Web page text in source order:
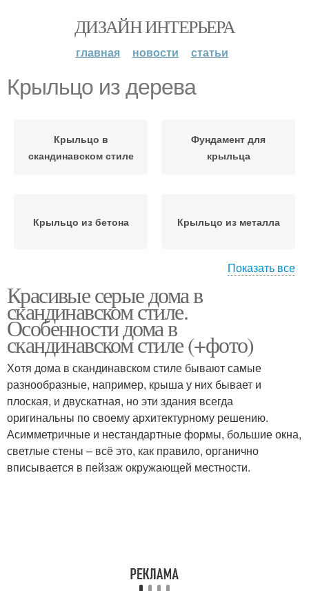
ДИЗАЙН ИНТЕРЬЕРА
главная новости статьи
Крыльцо из дерева
Крыльцо в
скандинавском стиле
Фундамент для
крыльца
Крыльцо из бетона Крыльцо из металла
Руки из дерева Угловое крыльцо
Крыльца из дерева Деревянное крыльцо
Деревянные крыльца Крыльцо на даче
Показать все
Красивые серые дома в
скандинавском стиле.
Особенности дома в
скандинавском стиле (+фото)
Хотя дома в скандинавском стиле бывают самые
разнообразные, например, крыша у них бывает и
плоская, и двускатная, но эти здания всегда
оригинальны по своему архитектурному решению.
Асимметричные и нестандартные формы, большие окна,
светлые стены – всё это, как правило, органично
вписывается в пейзаж окружающей местности.